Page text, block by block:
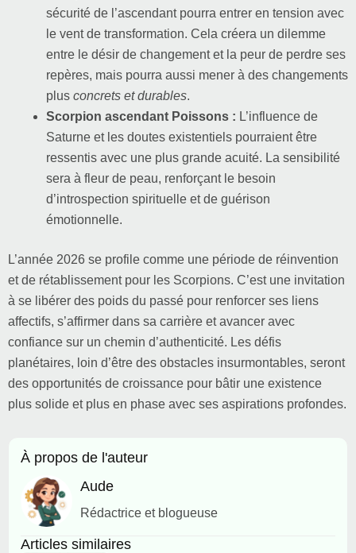
sécurité de l’ascendant pourra entrer en tension avec
le vent de transformation. Cela créera un dilemme
entre le désir de changement et la peur de perdre ses
repères, mais pourra aussi mener à des changements
plus concrets et durables.
Scorpion ascendant Poissons : L’influence de
Saturne et les doutes existentiels pourraient être
ressentis avec une plus grande acuité. La sensibilité
sera à fleur de peau, renforçant le besoin
d’introspection spirituelle et de guérison
émotionnelle.
L’année 2026 se profile comme une période de réinvention
et de rétablissement pour les Scorpions. C’est une invitation
à se libérer des poids du passé pour renforcer ses liens
affectifs, s’affirmer dans sa carrière et avancer avec
confiance sur un chemin d’authenticité. Les défis
planétaires, loin d’être des obstacles insurmontables, seront
des opportunités de croissance pour bâtir une existence
plus solide et plus en phase avec ses aspirations profondes.
À propos de l'auteur
Aude
Rédactrice et blogueuse
Articles similaires